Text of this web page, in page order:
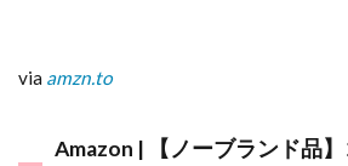
via amzn.to
Amazon | 【ノーブランド品